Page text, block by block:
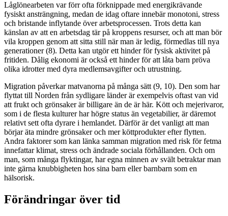
Låglönearbeten var förr ofta förknippade med energikrävande
fysiskt ansträngning, medan de idag oftare innebär monotoni, stress
och bristande inflytande över arbetsprocessen. Trots detta kan
känslan av att en arbetsdag tär på kroppens resurser, och att man bör
vila kroppen genom att sitta still när man är ledig, förmedlas till nya
generationer (8). Detta kan utgör ett hinder för fysisk aktivitet på
fritiden. Dålig ekonomi är också ett hinder för att låta barn pröva
olika idrotter med dyra medlemsavgifter och utrustning.
Migration påverkar matvanorna på många sätt (9, 10). Den som har
flyttat till Norden från sydligare länder är exempelvis oftast van vid
att frukt och grönsaker är billigare än de är här. Kött och mejerivaror,
som i de flesta kulturer har högre status än vegetabilier, är däremot
relativt sett ofta dyrare i hemlandet. Därför är det vanligt att man
börjar äta mindre grönsaker och mer köttprodukter efter flytten.
Andra faktorer som kan länka samman migration med risk för fetma
innefattar klimat, stress och ändrade sociala förhållanden. Och om
man, som många flyktingar, har egna minnen av svält betraktar man
inte gärna knubbigheten hos sina barn eller barnbarn som en
hälsorisk.
Förändringar över tid